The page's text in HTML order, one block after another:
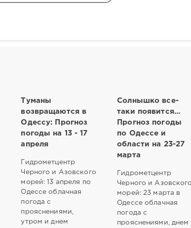
Туманы
возвращаются в
Одессу: Прогноз
погоды на 13 - 17
апреля
Гидрометцентр
Черного и Азовского
морей: 13 апреля по
Одессе облачная
погода с
прояснениями,
утром и днем
Солнышко все-
таки появится…
Прогноз погоды
по Одессе и
области на 23-27
марта
Гидрометцентр
Черного и
морей: 23 марта в
Одессе облачная
погода с
прояснениями, днем